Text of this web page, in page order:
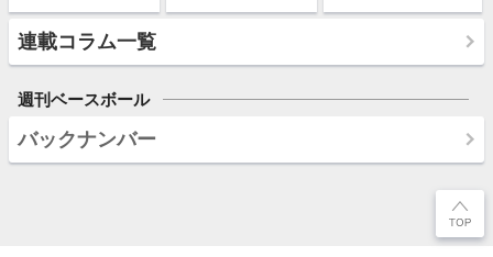
連載コラム一覧
週刊ベースボール
バックナンバー